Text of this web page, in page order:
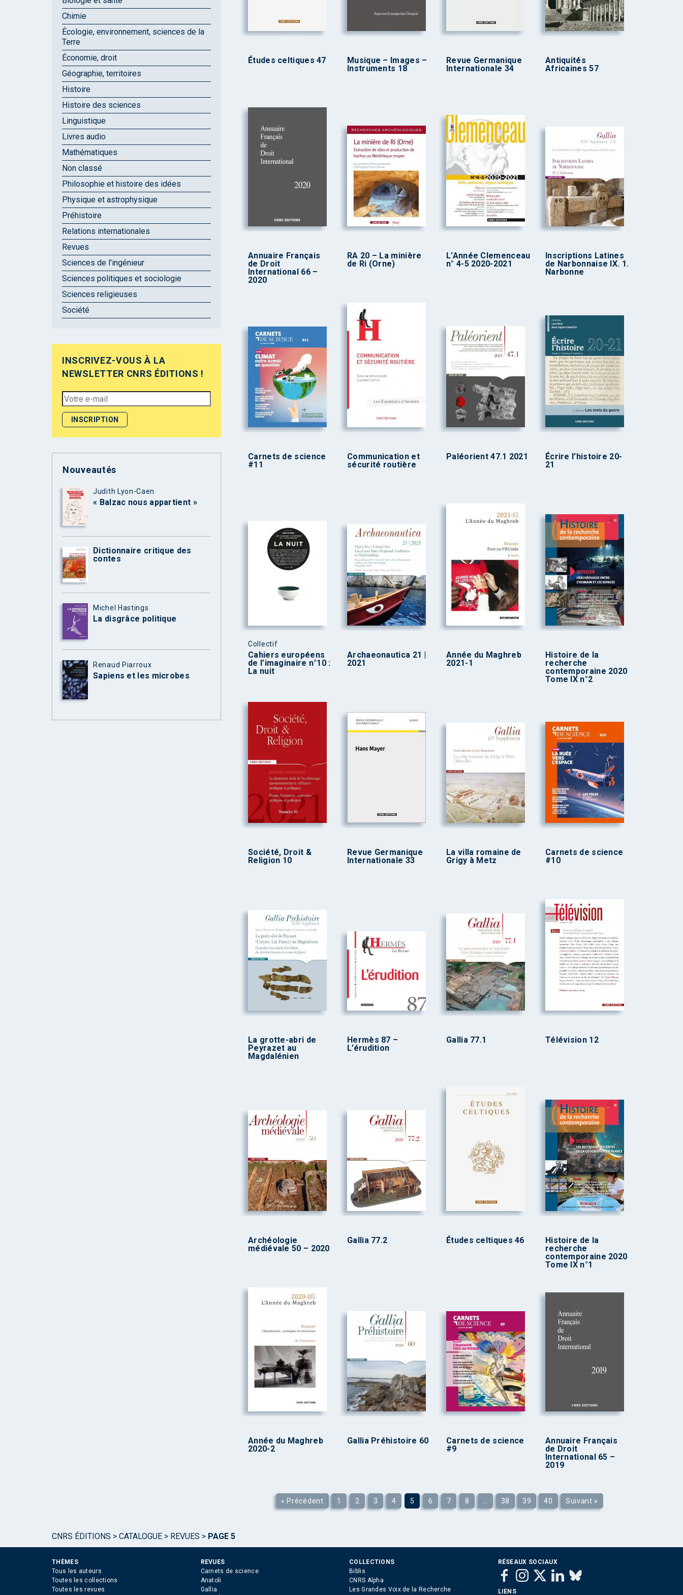
Études celtiques 47
Musique – Images –
Instruments 18
Revue Germanique
Internationale 34
Antiquités
Africaines 57
Annuaire Français
de Droit
International 66 –
2020
RA 20 – La minière
de Ri (Orne)
L’Année Clemenceau
n° 4-5 2020-2021
Inscriptions Latines
de Narbonnaise IX. 1.
Narbonne
Carnets de science
#11
Communication et
sécurité routière
Paléorient 47.1 2021
Écrire l’histoire 20-
21
Collectif
Cahiers européens
de l’imaginaire n°10 :
La nuit
Archaeonautica 21 |
2021
Année du Maghreb
2021-1
Histoire de la
recherche
contemporaine 2020
Tome IX n°2
Société, Droit &
Religion 10
Revue Germanique
Internationale 33
La villa romaine de
Grigy à Metz
Carnets de science
#10
La grotte-abri de
Peyrazet au
Magdalénien
Hermès 87 –
L’érudition
Gallia 77.1 Télévision 12
Archéologie
médiévale 50 – 2020
Gallia 77.2 Études celtiques 46
Histoire de la
recherche
contemporaine 2020
Tome IX n°1
Année du Maghreb
2020-2
Gallia Préhistoire 60
Carnets de science
#9
Annuaire Français
de Droit
International 65 –
2019
« Précédent 1 2 3 4 5 6 7 8 … 38 39 40 Suivant »
Chimie
Écologie, environnement, sciences de la
Terre
Économie, droit
Géographie, territoires
Histoire
Histoire des sciences
Linguistique
Livres audio
Mathématiques
Non classé
Philosophie et histoire des idées
Physique et astrophysique
Préhistoire
Relations internationales
Revues
Sciences de l'ingénieur
Sciences politiques et sociologie
Sciences religieuses
Société
INSCRIVEZ-VOUS À LA
NEWSLETTER CNRS ÉDITIONS !
Nouveautés
Judith Lyon-Caen
« Balzac nous appartient »
Dictionnaire critique des
contes
Michel Hastings
La disgrâce politique
Renaud Piarroux
Sapiens et les microbes
CNRS ÉDITIONS > CATALOGUE > REVUES > PAGE 5
THÈMES
Tous les auteurs
Toutes les collections
Toutes les revues
REVUES
Carnets de science
Anatoli
Gallia
COLLECTIONS
Biblis
CNRS Alpha
Les Grandes Voix de la Recherche
RÉSEAUX SOCIAUX
LIENS